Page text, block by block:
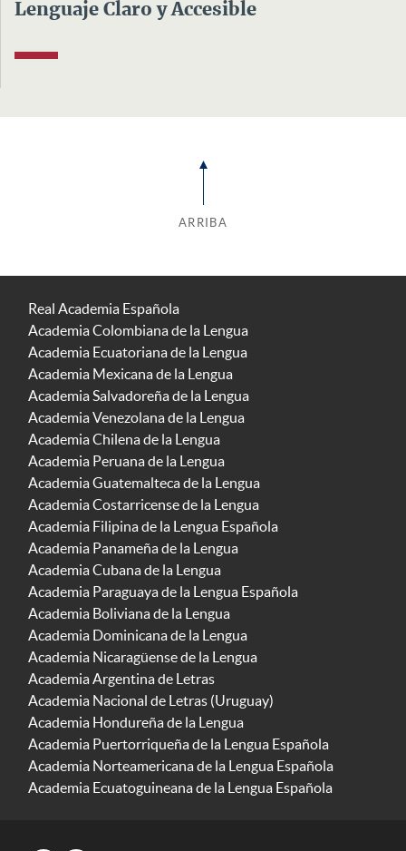
Lenguaje Claro y Accesible
ARRIBA
Real Academia Española
Academia Colombiana de la Lengua
Academia Ecuatoriana de la Lengua
Academia Mexicana de la Lengua
Academia Salvadoreña de la Lengua
Academia Venezolana de la Lengua
Academia Chilena de la Lengua
Academia Peruana de la Lengua
Academia Guatemalteca de la Lengua
Academia Costarricense de la Lengua
Academia Filipina de la Lengua Española
Academia Panameña de la Lengua
Academia Cubana de la Lengua
Academia Paraguaya de la Lengua Española
Academia Boliviana de la Lengua
Academia Dominicana de la Lengua
Academia Nicaragüense de la Lengua
Academia Argentina de Letras
Academia Nacional de Letras (Uruguay)
Academia Hondureña de la Lengua
Academia Puertorriqueña de la Lengua Española
Academia Norteamericana de la Lengua Española
Academia Ecuatoguineana de la Lengua Española